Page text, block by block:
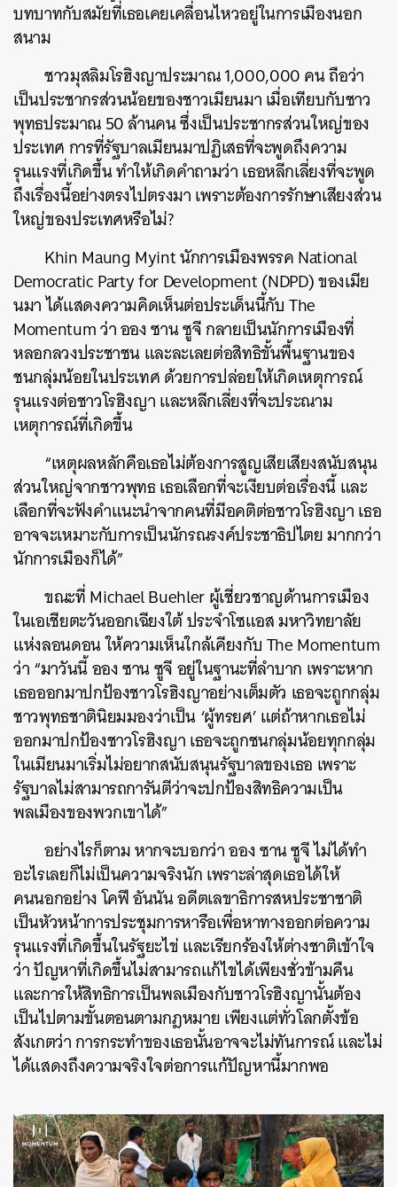
บทบาทกับสมัยที่เธอเคยเคลื่อนไหวอยู่ในการเมืองนอก
สนาม
ชาวมุสลิมโรฮิงญาประมาณ 1,000,000 คน ถือว่า
เป็นประชากรส่วนน้อยของชาวเมียนมา เมื่อเทียบกับชาว
พุทธประมาณ 50 ล้านคน ซึ่งเป็นประชากรส่วนใหญ่ของ
ประเทศ การที่รัฐบาลเมียนมาปฏิเสธที่จะพูดถึงความ
รุนแรงที่เกิดขึ้น ทำให้เกิดคำถามว่า เธอหลีกเลี่ยงที่จะพูด
ถึงเรื่องนี้อย่างตรงไปตรงมา เพราะต้องการรักษาเสียงส่วน
ใหญ่ของประเทศหรือไม่?
Khin Maung Myint นักการเมืองพรรค National
Democratic Party for Development (NDPD) ของเมีย
นมา ได้แสดงความคิดเห็นต่อประเด็นนี้กับ The
Momentum ว่า ออง ซาน ซูจี กลายเป็นนักการเมืองที่
หลอกลวงประชาชน และละเลยต่อสิทธิขั้นพื้นฐานของ
ชนกลุ่มน้อยในประเทศ ด้วยการปล่อยให้เกิดเหตุการณ์
รุนแรงต่อชาวโรฮิงญา และหลีกเลี่ยงที่จะประณาม
เหตุการณ์ที่เกิดขึ้น
“เหตุผลหลักคือเธอไม่ต้องการสูญเสียเสียงสนับสนุน
ส่วนใหญ่จากชาวพุทธ เธอเลือกที่จะเงียบต่อเรื่องนี้ และ
เลือกที่จะฟังคำแนะนำจากคนที่มีอคติต่อชาวโรฮิงญา เธอ
อาจจะเหมาะกับการเป็นนักรณรงค์ประชาธิปไตย มากกว่า
นักการเมืองก็ได้”
ขณะที่ Michael Buehler ผู้เชี่ยวชาญด้านการเมือง
ในเอเชียตะวันออกเฉียงใต้ ประจำโซแอส มหาวิทยาลัย
แห่งลอนดอน ให้ความเห็นใกล้เคียงกับ The Momentum
ว่า “มาวันนี้ ออง ซาน ซูจี อยู่ในฐานะที่ลำบาก เพราะหาก
เธอออกมาปกป้องชาวโรฮิงญาอย่างเต็มตัว เธอจะถูกกลุ่ม
ชาวพุทธชาตินิยมมองว่าเป็น ‘ผู้ทรยศ’ แต่ถ้าหากเธอไม่
ออกมาปกป้องชาวโรฮิงญา เธอจะถูกชนกลุ่มน้อยทุกกลุ่ม
ในเมียนมาเริ่มไม่อยากสนับสนุนรัฐบาลของเธอ เพราะ
รัฐบาลไม่สามารถการันตีว่าจะปกป้องสิทธิความเป็น
พลเมืองของพวกเขาได้”
อย่างไรก็ตาม หากจะบอกว่า ออง ซาน ซูจี ไม่ได้ทำ
อะไรเลยก็ไม่เป็นความจริงนัก เพราะล่าสุดเธอได้ให้
คนนอกอย่าง โคฟี อันนัน อดีตเลขาธิการสหประชาชาติ
เป็นหัวหน้าการประชุมการหารือเพื่อหาทางออกต่อความ
รุนแรงที่เกิดขึ้นในรัฐยะไข่ และเรียกร้องให้ต่างชาติเข้าใจ
ว่า ปัญหาที่เกิดขึ้นไม่สามารถแก้ไขได้เพียงชั่วข้ามคืน
และการให้สิทธิการเป็นพลเมืองกับชาวโรฮิงญานั้นต้อง
เป็นไปตามขั้นตอนตามกฎหมาย เพียงแต่ทั่วโลกตั้งข้อ
สังเกตว่า การกระทำของเธอนั้นอาจจะไม่ทันการณ์ และไม่
ได้แสดงถึงความจริงใจต่อการแก้ปัญหานี้มากพอ